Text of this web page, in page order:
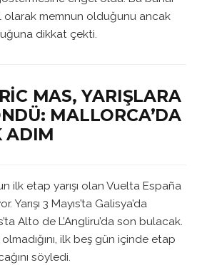
olarak memnun olduğunu ancak
dikkat çekti.
MAS, YARIŞLARA
MALLORCA’DA
ADIM
ilk etap yarışı olan Vuelta España
Yarışı 3 Mayıs’ta Galisya’da
Alto de L’Angliru’da son bulacak.
ilk beş gün içinde etap
söyledi.